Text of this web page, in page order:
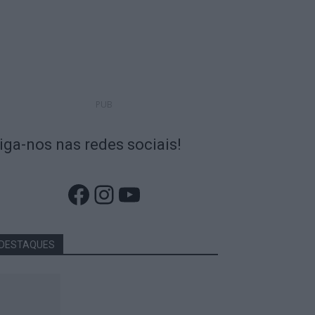
nos nas redes sociais!
Facebook
Instagram
YouTube